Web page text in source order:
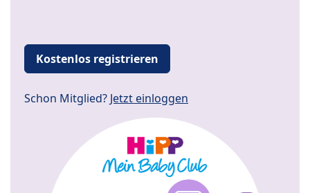
Kostenlos registrieren
Schon Mitglied? Jetzt einloggen